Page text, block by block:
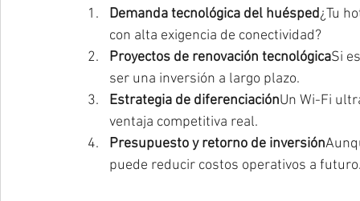
Demanda tecnológica del huésped¿Tu
con alta exigencia de conectividad?
Proyectos de renovación tecnológicaSi
ser una inversión a largo plazo.
Estrategia de diferenciaciónUn Wi-Fi
ventaja competitiva real.
Presupuesto y retorno de inversión
puede reducir costos operativos a